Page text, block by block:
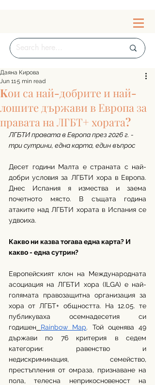
Kои са най-добрите и най-
лошите държави в Европа за
правата на ЛГБТ+ хората?
Даяна Кирова
Jun 115 min read
ЛГБТИ правата в Европа през 2026 г. -
три сутрини, една карта, един въпрос
Десет години Малта е страната с най-
добри условия за ЛГБТИ хора в Европа.
Днес Испания я измества и заема
почетното място. В същата година
атаките над ЛГБТИ хората в Испания се
удвоиха.
Какво ни казва тогава една карта? И
какво - една сутрин?
Европейският клон на Международната
асоциация на ЛГБТИ хора (ILGA) е най-
голямата правозащитна организация за
хора от ЛГБТ+ общността. На 12.05. те
публикуваха осемнадесетия си
годишен
Rainbow Map. Той оценява 49
държави по 76 критерия в седем
категории: равенство и
недискриминация, семейство,
престъпления от омраза, признаване на
пола, телесна неприкосновеност на